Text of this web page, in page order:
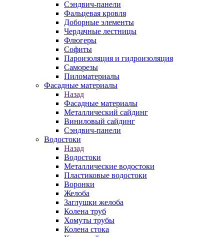
Сэндвич-панели
Фальцевая кровля
Доборные элементы
Чердачные лестницы
Флюгеры
Софиты
Пароизоляция и гидроизоляция
Саморезы
Пиломатериалы
Фасадные материалы
Назад
Фасадные материалы
Металлический сайдинг
Виниловый сайдинг
Сэндвич-панели
Водостоки
Назад
Водостоки
Металлические водостоки
Пластиковые водостоки
Воронки
Желоба
Заглушки желоба
Колена труб
Хомуты трубы
Колена стока